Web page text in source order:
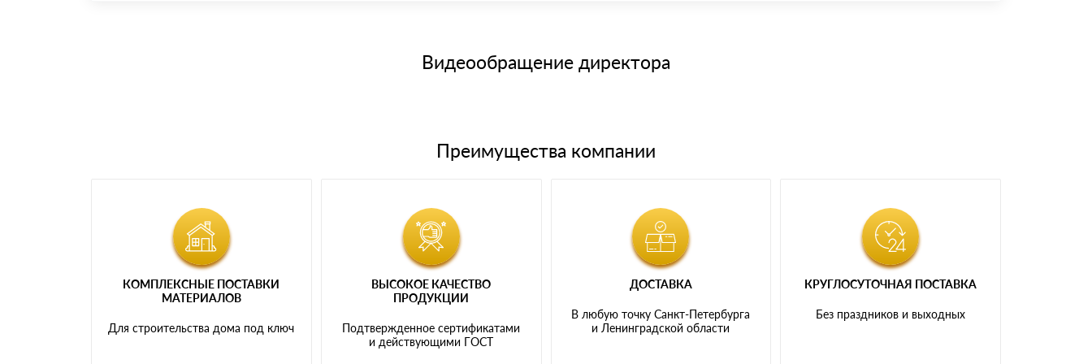
Мы принимаем платежи с сайта по следующим банковским картамВидеообращение директора
Преимущества компании
КОМПЛЕКСНЫЕ ПОСТАВКИ
МАТЕРИАЛОВ
Для строительства дома под ключ
ВЫСОКОЕ КАЧЕСТВО
ПРОДУКЦИИ
Подтвержденное сертификатами
и действующими ГОСТ
ДОСТАВКА
В любую точку Санкт-Петербурга
и Ленинградской области
КРУГЛОСУТОЧНАЯ ПОСТАВКА
Без праздников и выходных